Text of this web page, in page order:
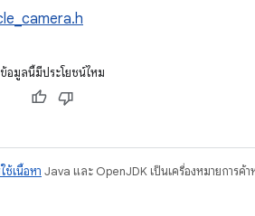
ข้อมูลนี้มีประโยชน์ไหม
ช้เนื้อหา Java และ OpenJDK เป็นเครื่องหมายการค้